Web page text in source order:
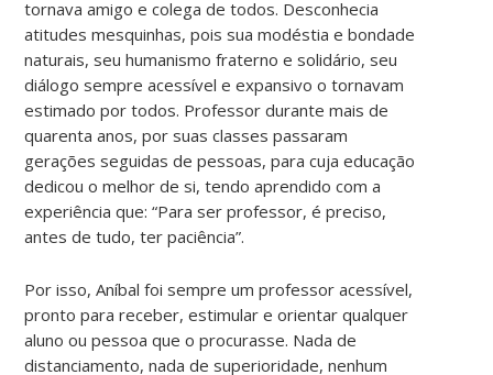
tornava amigo e colega de todos. Desconhecia
atitudes mesquinhas, pois sua modéstia e bondade
naturais, seu humanismo fraterno e solidário, seu
diálogo sempre acessível e expansivo o tornavam
estimado por todos. Professor durante mais de
quarenta anos, por suas classes passaram
gerações seguidas de pessoas, para cuja educação
dedicou o melhor de si, tendo aprendido com a
experiência que: “Para ser professor, é preciso,
antes de tudo, ter paciência”.
Por isso, Aníbal foi sempre um professor acessível,
pronto para receber, estimular e orientar qualquer
aluno ou pessoa que o procurasse. Nada de
distanciamento, nada de superioridade, nenhum